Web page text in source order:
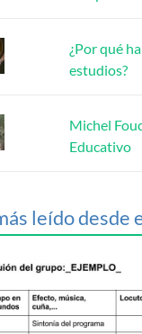
¿Por qué
estudios?
Michel
Educativo
leído desde